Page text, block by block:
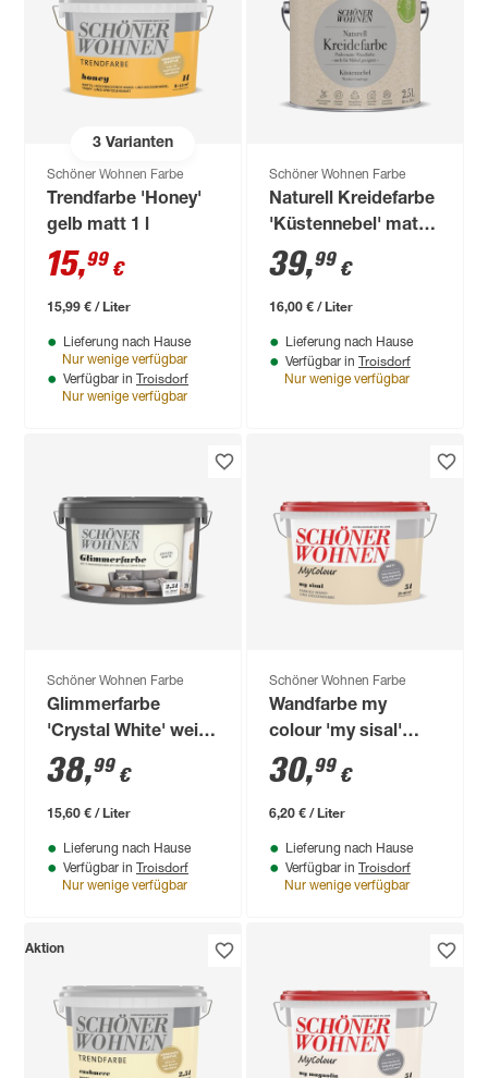
3Varianten
Schöner Wohnen Farbe
Trendfarbe 'Honey'
gelb matt 1 l
15,99 €
15,99 € / Liter
Lieferung nach Hause
Nur wenige verfügbar
Verfügbar in Troisdorf
Nur wenige verfügbar
Schöner Wohnen Farbe
Naturell Kreidefarbe
'Küstennebel' matt
2,5 l
39,99 €
16,00 € / Liter
Lieferung nach Hause
Verfügbar in Troisdorf
Nur wenige verfügbar
Schöner Wohnen Farbe
Glimmerfarbe
'Crystal White' weiß
matt 2,5 l
38,99 €
15,60 € / Liter
Lieferung nach Hause
Verfügbar in Troisdorf
Nur wenige verfügbar
Schöner Wohnen Farbe
Wandfarbe my
colour 'my sisal'
beige matt 5 l
30,99 €
6,20 € / Liter
Lieferung nach Hause
Verfügbar in Troisdorf
Nur wenige verfügbar
Aktion